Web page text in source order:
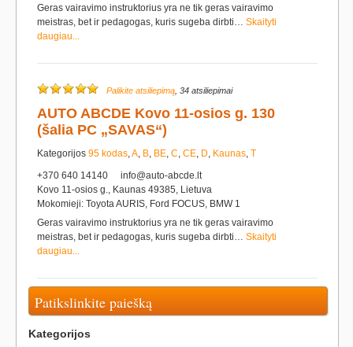
Geras vairavimo instruktorius yra ne tik geras vairavimo
meistras, bet ir pedagogas, kuris sugeba dirbti… Skaityti
daugiau...
Palikite atsiliepimą , 34 atsiliepimai
AUTO ABCDE Kovo 11-osios g. 130
(šalia PC „SAVAS“)
Kategorijos 95 kodas,A, B, BE, C, CE, D, Kaunas, T
+370 640 14140
info@auto-abcde.lt
Kovo 11-osios g., Kaunas 49385, Lietuva
Mokomieji: Toyota AURIS, Ford FOCUS, BMW 1
Geras vairavimo instruktorius yra ne tik geras vairavimo
meistras, bet ir pedagogas, kuris sugeba dirbti… Skaityti
daugiau...
Patikslinkite paiešką
Kategorijos